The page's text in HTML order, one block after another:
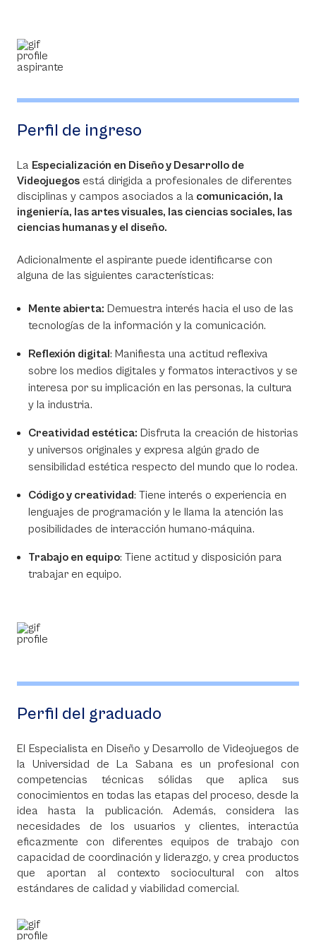
Perfil de ingreso
La Especialización en Diseño y Desarrollo de
Videojuegos está dirigida a profesionales de diferentes
disciplinas y campos asociados a la comunicación, la
ingeniería, las artes visuales, las ciencias sociales, las
ciencias humanas y el diseño.
Adicionalmente el aspirante puede identificarse con
alguna de las siguientes características:
Mente abierta: Demuestra interés hacia el uso de las
tecnologías de la información y la comunicación.
Reflexión digital: Manifiesta una actitud reflexiva
sobre los medios digitales y formatos interactivos y se
interesa por su implicación en las personas, la cultura
y la industria.
Creatividad estética: Disfruta la creación de historias
y universos originales y expresa algún grado de
sensibilidad estética respecto del mundo que lo rodea.
Código y creatividad: Tiene interés o experiencia en
lenguajes de programación y le llama la atención las
posibilidades de interacción humano-máquina.
Trabajo en equipo: Tiene actitud y disposición para
trabajar en equipo.
Perfil del graduado
El Especialista en Diseño y Desarrollo de Videojuegos de
la Universidad de La Sabana es un profesional con
competencias técnicas sólidas que aplica sus
conocimientos en todas las etapas del proceso, desde la
idea hasta la publicación. Además, considera las
necesidades de los usuarios y clientes, interactúa
eficazmente con diferentes equipos de trabajo con
capacidad de coordinación y liderazgo, y crea productos
que aportan al contexto sociocultural con altos
estándares de calidad y viabilidad comercial.